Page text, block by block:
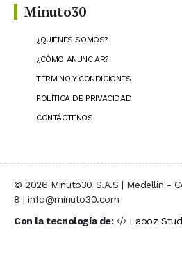
Minuto30
¿QUIÉNES SOMOS?
¿CÓMO ANUNCIAR?
TÉRMINO Y CONDICIONES
POLÍTICA DE PRIVACIDAD
CONTÁCTENOS
© 2026 Minuto30 S.A.S | Medellín -
8 | info@minuto30.com
Con la tecnología de:
Laooz